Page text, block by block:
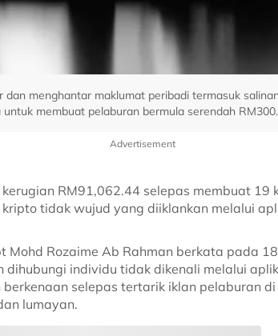
menghantar maklumat peribadi termasuk
membuat pelaburan bermula serendah
Advertisement
RM91,062.44 selepas membuat 19
tidak wujud yang diiklankan melalui
Mohd Rozaime Ab Rahman berkata pada
individu tidak dikenali melalui
selepas tertarik iklan pelaburan
lumayan.